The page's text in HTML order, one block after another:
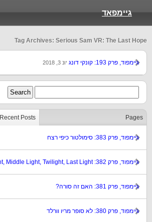
גיימפאד
Tag Archives: Serious Sam VR: The Last Hope
גיימפוד, פרק 193: קונקי דונג יונ 3, 2018
Recent Posts Pages
גיימפוד, פרק 383: סימולטור כיפי רצח
גיימפוד, פרק 382: First Light, Middle Light, Twilight, Last Light
גיימפוד, פרק 381: האם זה סורה?
גיימפוד, פרק 380: לא סופר מריו וורלד